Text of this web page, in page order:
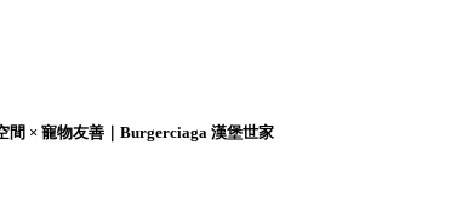
間 × 寵物友善｜Burgerciaga 漢堡世家